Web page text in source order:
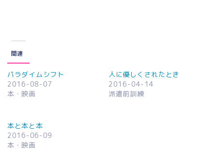
関連
パラダイムシフト
2016-08-07
本・映画
人に優しくされたとき
2016-04-14
派遣前訓練
本と本と本
2016-06-09
本・映画